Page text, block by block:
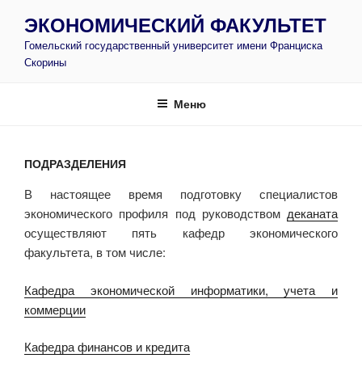
содержимому
ЭКОНОМИЧЕСКИЙ ФАКУЛЬТЕТ
Гомельский государственный университет имени Франциска
Скорины
Меню
ПОДРАЗДЕЛЕНИЯ
В настоящее время подготовку специалистов
экономического профиля под руководством деканата
осуществляют пять кафедр экономического
факультета, в том числе:
Кафедра экономической информатики, учета и
коммерции
Кафедра финансов и кредита